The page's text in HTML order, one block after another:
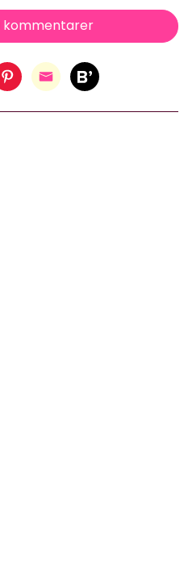
kommentarer